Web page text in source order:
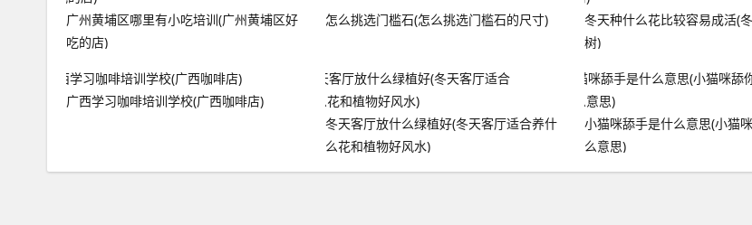
广州黄埔区哪里有小吃培训(广州黄埔区好
吃的店)
怎么挑选门槛石(怎么挑选门槛石的尺寸)
冬天种什么花比较容易成活(
树)
广西学习咖啡培训学校(广西咖啡店)
冬天客厅放什么绿植好(冬天客厅适合养什
么花和植物好风水)
小猫咪舔手是什么意思(小猫
么意思)